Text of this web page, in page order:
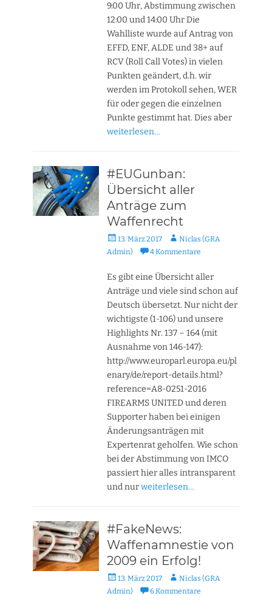
9:00 Uhr, Abstimmung zwischen
12:00 und 14:00 Uhr Die
Wahlliste wurde auf Antrag von
EFFD, ENF, ALDE und 38+ auf
RCV (Roll Call Votes) in vielen
Punkten geändert, d.h. wir
werden im Protokoll sehen, WER
für oder gegen die einzelnen
Punkte gestimmt hat. Dies aber
weiterlesen…
#EUGunban:
Übersicht aller
Anträge zum
Waffenrecht
Veröffentlicht
am
13. März 2017 AutorNiclas (GRA
Admin)
4 Kommentare
Es gibt eine Übersicht aller
Anträge und viele sind schon auf
Deutsch übersetzt. Nur nicht der
wichtigste (1-106) und unsere
Highlights Nr. 137 – 164 (mit
Ausnahme von 146-147):
http://www.europarl.europa.eu/pl
enary/de/report-details.html?
reference=A8-0251-2016
FIREARMS UNITED und deren
Supporter haben bei einigen
Änderungsanträgen mit
Expertenrat geholfen. Wie schon
bei der Abstimmung von IMCO
passiert hier alles intransparent
und nurweiterlesen…
#FakeNews:
Waffenamnestie von
2009 ein Erfolg!
Veröffentlicht
am
13. März 2017 AutorNiclas (GRA
Admin)
6 Kommentare